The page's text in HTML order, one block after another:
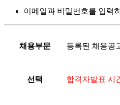
이메일과 비밀번호를 입력
채용부문 등록된 채용공
선택 합격자발표 시